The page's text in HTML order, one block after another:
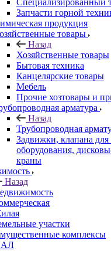
Специализированный
Запчасти горной
продукция
товары
Назад
Хозяйственные товары
Бытовая техника
Канцелярские товары
Мебель
Прочие хозтовары и
арматура
Назад
Трубопроводная
Задвижки, клапана для
оборудования,
краны
Назад
участки
комплексы